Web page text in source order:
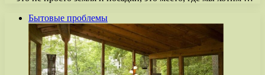
Бытовые проблемы